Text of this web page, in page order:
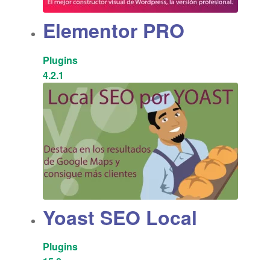
Elementor PRO
Plugins
4.2.1
Yoast SEO Local
Plugins